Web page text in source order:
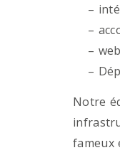
–
–
–
–
Notre
fameux